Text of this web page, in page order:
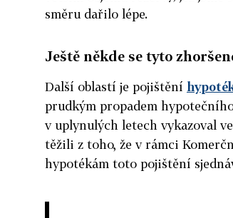
směru dařilo lépe.
Ještě někde se tyto
Další oblastí je pojištění
prudkým propadem
v uplynulých letech vykazoval
těžili z toho, že v rámci
hypotékám toto pojištění